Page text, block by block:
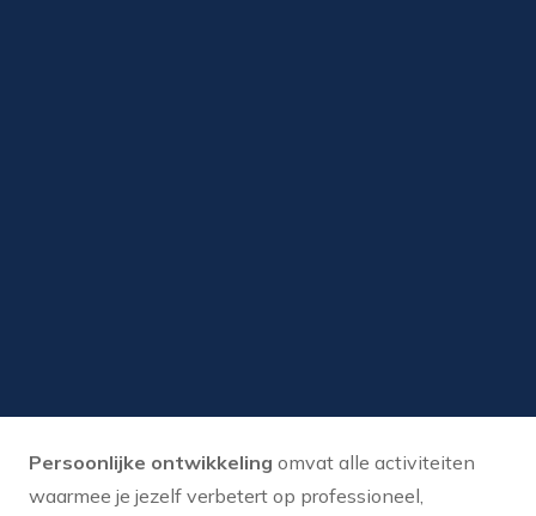
Persoonlijke ontwikkeling omvat alle activiteiten
waarmee je jezelf verbetert op professioneel,